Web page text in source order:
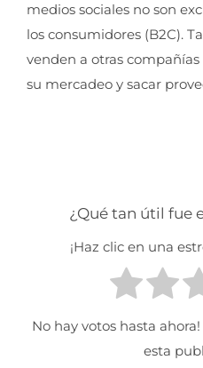
medios sociales no son
los consumidores (B2C).
venden a otras
su mercadeo y sacar
¿Qué tan útil fue
¡Haz clic en una
No hay votos hasta
esta